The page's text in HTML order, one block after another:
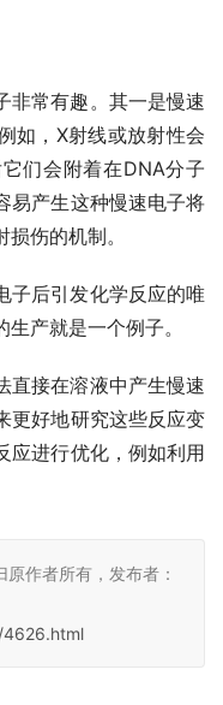
非常有趣。其一是慢速
如，X射线或放射性会
们会附着在DNA分子
易产生这种慢速电子将
伤的机制。
子后引发化学反应的唯
产就是一个例子。
直接在溶液中产生慢速
更好地研究这些反应变
应进行优化，例如利用
作者所有，发布者：